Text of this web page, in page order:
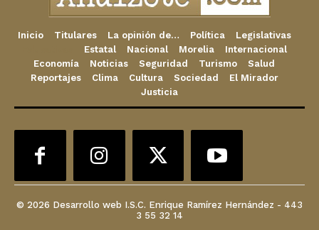
Inicio Titulares La opinión de… Política
Legislativas
Estatal Nacional Morelia
Internacional
Economía
Noticias Seguridad Turismo
Salud
Reportajes
Clima Cultura Sociedad
El Mirador
Justicia
© 2026 Desarrollo web I.S.C. Enrique Ramírez Hernández - 443
3 55 32 14